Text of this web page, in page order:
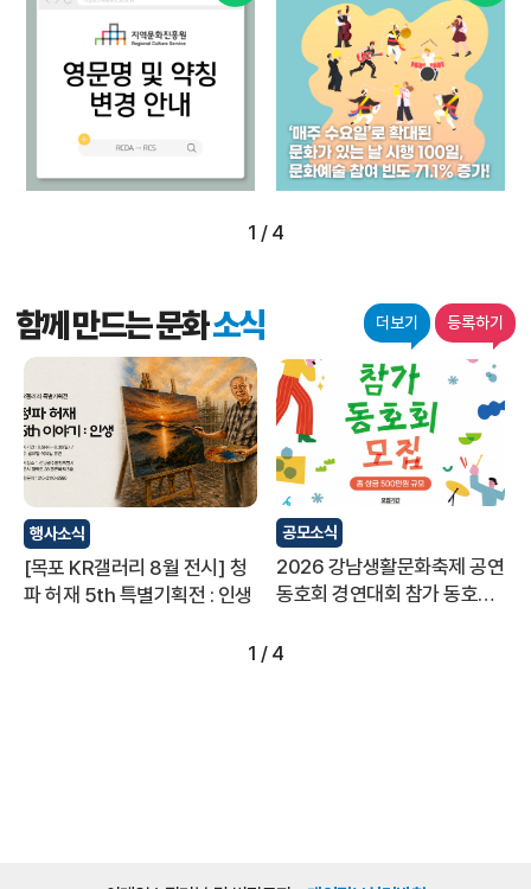
1 / 4
함께 만드는 문화소식 더보기 등록하기
1 / 4
행사소식
[목포 KR갤러리 8월 전시] 청
파 허재 5th 특별기획전 : 인생
공모소식
2026 강남생활문화축제 공연
동호회 경연대회 참가 동호회